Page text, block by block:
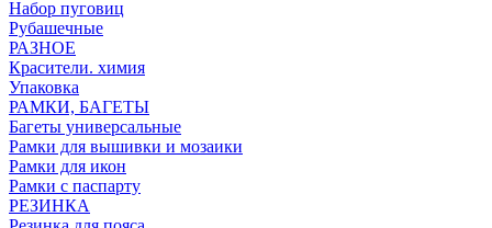
Набор пуговиц
Рубашечные
РАЗНОЕ
Красители. химия
Упаковка
РАМКИ, БАГЕТЫ
Багеты универсальные
Рамки для вышивки и мозаики
Рамки для икон
Рамки с паспарту
РЕЗИНКА